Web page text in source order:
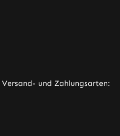
Versand- und Zahlungsarten: